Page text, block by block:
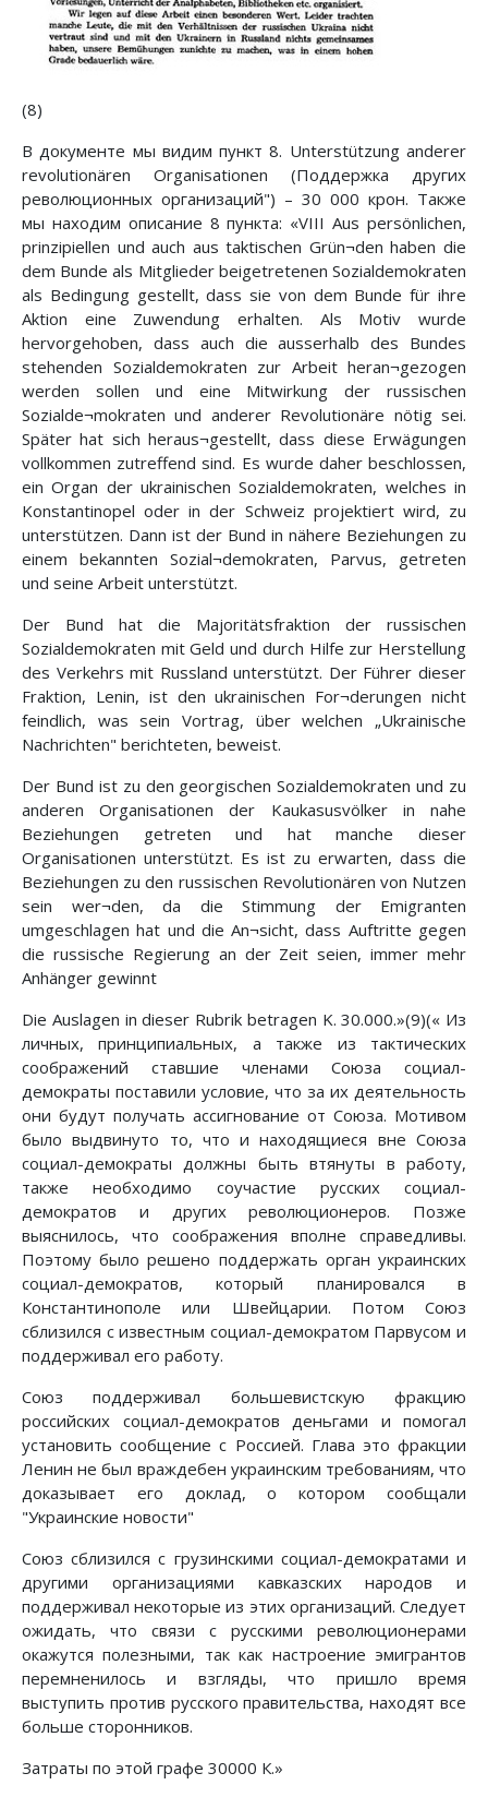
(8)
В документе мы видим пункт 8. Unterstützung anderer
revolutionären Organisationen (Поддержка других
революционных организаций") – 30 000 крон. Также
мы находим описание 8 пункта: «VIII Aus persönlichen,
prinzipiellen und auch aus taktischen Grün¬den haben die
dem Bunde als Mitglieder beigetretenen Sozialdemokraten
als Bedingung gestellt, dass sie von dem Bunde für ihre
Aktion eine Zuwendung erhalten. Als Motiv wurde
hervorgehoben, dass auch die ausserhalb des Bundes
stehenden Sozialdemokraten zur Arbeit heran¬gezogen
werden sollen und eine Mitwirkung der russischen
Sozialde¬mokraten und anderer Revolutionäre nötig sei.
Später hat sich heraus¬gestellt, dass diese Erwägungen
vollkommen zutreffend sind. Es wurde daher beschlossen,
ein Organ der ukrainischen Sozialdemokraten, welches in
Konstantinopel oder in der Schweiz projektiert wird, zu
unterstützen. Dann ist der Bund in nähere Beziehungen zu
einem bekannten Sozial¬demokraten, Parvus, getreten
und seine Arbeit unterstützt.
Der Bund hat die Majoritätsfraktion der russischen
Sozialdemokraten mit Geld und durch Hilfe zur Herstellung
des Verkehrs mit Russland unterstützt. Der Führer dieser
Fraktion, Lenin, ist den ukrainischen For¬derungen nicht
feindlich, was sein Vortrag, über welchen „Ukrainische
Nachrichten" berichteten, beweist.
Der Bund ist zu den georgischen Sozialdemokraten und zu
anderen Organisationen der Kaukasusvölker in nahe
Beziehungen getreten und hat manche dieser
Organisationen unterstützt. Es ist zu erwarten, dass die
Beziehungen zu den russischen Revolutionären von Nutzen
sein wer¬den, da die Stimmung der Emigranten
umgeschlagen hat und die An¬sicht, dass Auftritte gegen
die russische Regierung an der Zeit seien, immer mehr
Anhänger gewinnt
Die Auslagen in dieser Rubrik betragen K. 30.000.»(9)(« Из
личных, принципиальных, а также из тактических
соображений ставшие членами Союза социал-
демократы поставили условие, что за их деятельность
они будут получать ассигнование от Союза. Мотивом
было выдвинуто то, что и находящиеся вне Союза
социал-демократы должны быть втянуты в работу,
также необходимо соучастие русских социал-
демократов и других революционеров. Позже
выяснилось, что соображения вполне справедливы.
Поэтому было решено поддержать орган украинских
социал-демократов, который планировался в
Константинополе или Швейцарии. Потом Союз
сблизился с известным социал-демократом Парвусом и
поддерживал его работу.
Союз поддерживал большевистскую фракцию
российских социал-демократов деньгами и помогал
установить сообщение с Россией. Глава это фракции
Ленин не был враждебен украинским требованиям, что
доказывает его доклад, о котором сообщали
"Украинские новости"
Союз сблизился с грузинскими социал-демократами и
другими организациями кавказских народов и
поддерживал некоторые из этих организаций. Следует
ожидать, что связи с русскими революционерами
окажутся полезными, так как настроение эмигрантов
перемненилось и взгляды, что пришло время
выступить против русского правительства, находят все
больше сторонников.
Затраты по этой графе 30000 К.»